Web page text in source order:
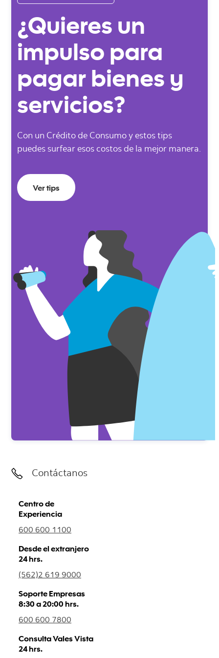
¿Quieres un
impulso para
pagar bienes y
servicios?
Con un Crédito de Consumo y estos tips
puedes surfear esos costos de la mejor manera.
Ver tips
Contáctanos
Centro de
Experiencia
600 600 1100
Desde el extranjero
24 hrs.
(562)2 619 9000
Soporte Empresas
8:30 a 20:00 hrs.
600 600 7800
Consulta Vales Vista
24 hrs.